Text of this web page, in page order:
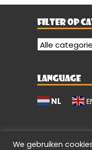
FILTER OP
LANGUAGE
NL
We gebruiken